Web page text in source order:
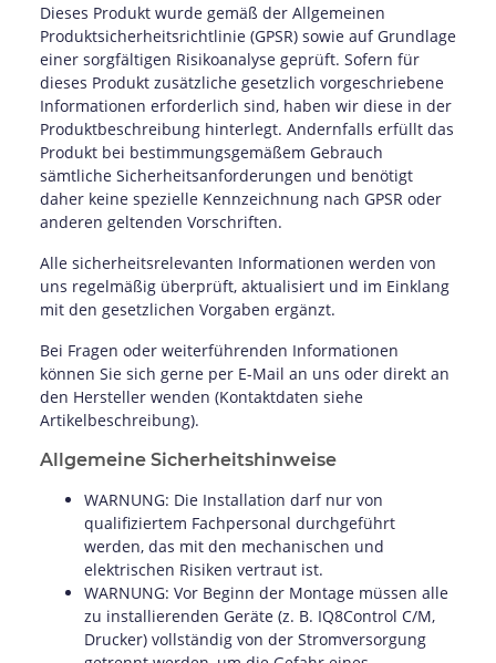
Dieses Produkt wurde gemäß der Allgemeinen
Produktsicherheitsrichtlinie (GPSR) sowie auf Grundlage
einer sorgfältigen Risikoanalyse geprüft. Sofern für
dieses Produkt zusätzliche gesetzlich vorgeschriebene
Informationen erforderlich sind, haben wir diese in der
Produktbeschreibung hinterlegt. Andernfalls erfüllt das
Produkt bei bestimmungsgemäßem Gebrauch
sämtliche Sicherheitsanforderungen und benötigt
daher keine spezielle Kennzeichnung nach GPSR oder
anderen geltenden Vorschriften.
Alle sicherheitsrelevanten Informationen werden von
uns regelmäßig überprüft, aktualisiert und im Einklang
mit den gesetzlichen Vorgaben ergänzt.
Bei Fragen oder weiterführenden Informationen
können Sie sich gerne per E-Mail an uns oder direkt an
den Hersteller wenden (Kontaktdaten siehe
Artikelbeschreibung).
Allgemeine Sicherheitshinweise
WARNUNG: Die Installation darf nur von
qualifiziertem Fachpersonal durchgeführt
werden, das mit den mechanischen und
elektrischen Risiken vertraut ist.
WARNUNG: Vor Beginn der Montage müssen alle
zu installierenden Geräte (z. B. IQ8Control C/M,
Drucker) vollständig von der Stromversorgung